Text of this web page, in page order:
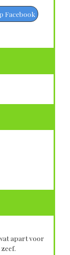
Facebook
apart voor